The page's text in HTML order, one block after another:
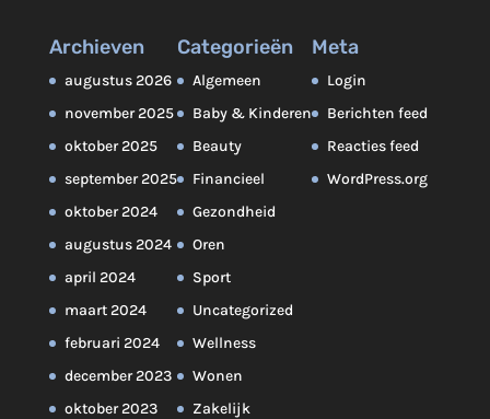
Archieven
augustus 2026
november 2025
oktober 2025
september 2025
oktober 2024
augustus 2024
april 2024
maart 2024
februari 2024
december 2023
oktober 2023
Categorieën
Algemeen
Baby & Kinderen
Beauty
Financieel
Gezondheid
Oren
Sport
Uncategorized
Wellness
Wonen
Zakelijk
Meta
Login
Berichten feed
Reacties feed
WordPress.org